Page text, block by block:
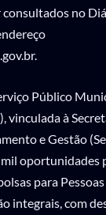
no
Público
vinculada à
e Gestão
oportunidades
para
integrais, com